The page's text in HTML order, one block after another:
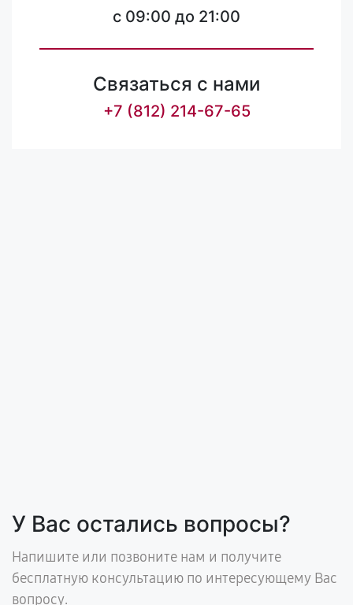
c 09:00 до 21:00
Связаться с нами
+7 (812) 214-67-65
У Вас остались вопросы?
Напишите или позвоните нам и получите
бесплатную консультацию по интересующему Вас
вопросу.